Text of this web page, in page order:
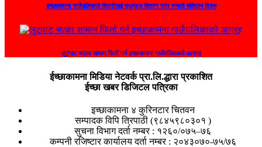
इच्छाकामना गाउँपालिकाले विरामीलाई फलफुल वितरण गरेर मनायो संविधान दिवस
लुटपाट भएका सामान फिर्ता गर्न इच्छाकामना गाउँपालिकाको आग्रह
ईच्छाकामना मिडिया नेटवर्क प्रा.लि.द्धारा प्रकाशित
ईच्छा खबर डिजिटल पत्रिका
इच्छाकामना ४ कुरिनटार चितवन
सम्पादक विपि त्रिपाठी (९८४५९८०३०१ )
सुचना विभाग दर्ता नम्बर : १२६०/०७५–७६
कम्पनी रजिष्टार कार्यालय दर्ता नम्बर : २०४३०७०-७५/७६